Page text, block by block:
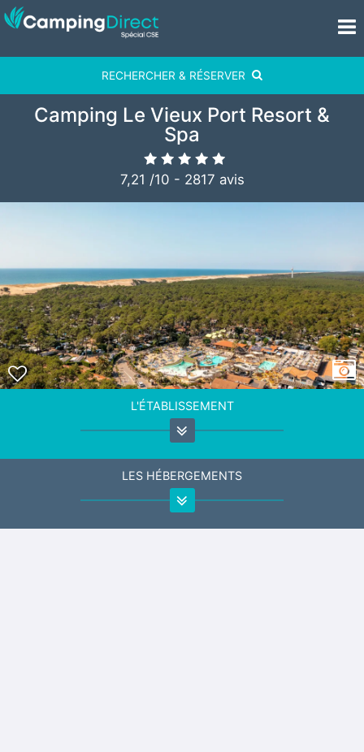
RECHERCHER & RÉSERVER
Camping Le Vieux Port Resort &
Spa
7,21 /10 - 2817 avis
L'ÉTABLISSEMENT
LES HÉBERGEMENTS